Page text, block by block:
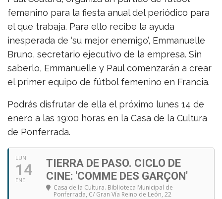
femenino para la fiesta anual del periódico para
el que trabaja. Para ello recibe la ayuda
inesperada de ‘su mejor enemigo’, Emmanuelle
Bruno, secretario ejecutivo de la empresa. Sin
saberlo, Emmanuelle y Paul comenzarán a crear
el primer equipo de fútbol femenino en Francia.
Podrás disfrutar de ella el próximo lunes 14 de
enero a las 19:00 horas en la Casa de la Cultura
de Ponferrada.
LUN
14
ENE
TIERRA DE PASO. CICLO DE
CINE: 'COMME DES GARÇON'
Casa de la Cultura. Biblioteca Municipal de
Ponferrada, C/ Gran Vía Reino de León, 22